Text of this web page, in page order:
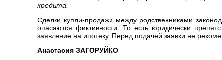
кредита.
Сделки купли-продажи между родственниками
опасаются фиктивности. То есть юридически
заявление на ипотеку. Перед подачей заявки не
Анастасия ЗАГОРУЙКО